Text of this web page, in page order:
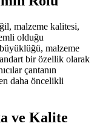
malzeme kalitesi,
olduğu
malzeme
bir özellik olarak
çantanın
daha öncelikli
ve Kalite